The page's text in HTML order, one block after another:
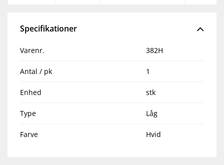
Specifikationer
Varenr. 382H
Antal / pk 1
Enhed stk
Type Låg
Farve Hvid